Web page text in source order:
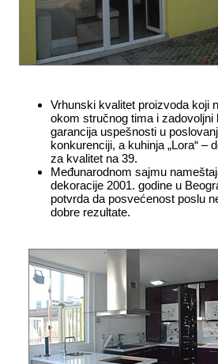
Vrhunski kvalitet proizvoda koji
okom stručnog tima i
garancija uspešnosti u
konkurenciji, a kuhinja „Lora“ –
za kvalitet na 39.
Međunarodnom sajmu
dekoracije 2001. godine u
potvrda da posvećenost poslu
dobre rezultate.